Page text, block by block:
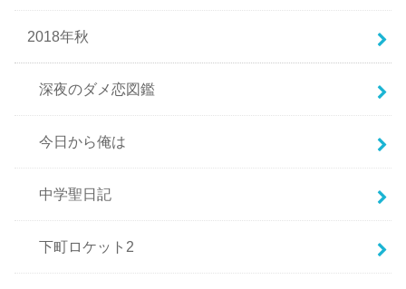
2018年秋
深夜のダメ恋図鑑
今日から俺は
中学聖日記
下町ロケット2